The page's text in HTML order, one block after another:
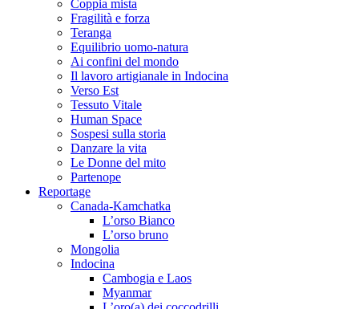
Coppia mista
Fragilità e forza
Teranga
Equilibrio uomo-natura
Ai confini del mondo
Il lavoro artigianale in Indocina
Verso Est
Tessuto Vitale
Human Space
Sospesi sulla storia
Danzare la vita
Le Donne del mito
Partenope
Reportage
Canada-Kamchatka
L’orso Bianco
L’orso bruno
Mongolia
Indocina
Cambogia e Laos
Myanmar